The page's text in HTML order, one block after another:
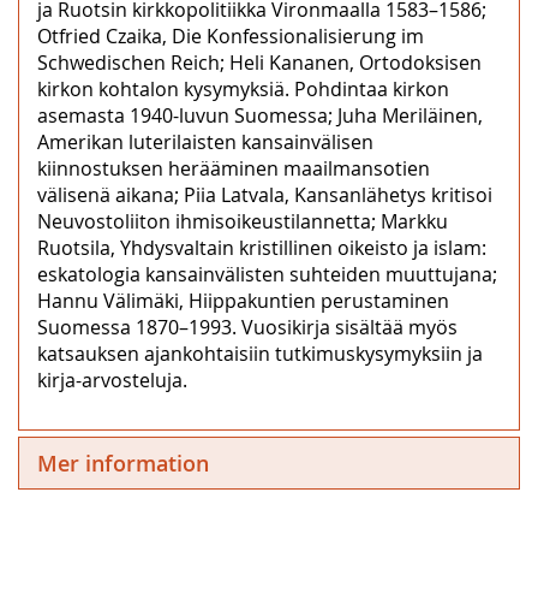
ja Ruotsin kirkkopolitiikka Vironmaalla 1583–1586;
Otfried Czaika, Die Konfessionalisierung im
Schwedischen Reich; Heli Kananen, Ortodoksisen
kirkon kohtalon kysymyksiä. Pohdintaa kirkon
asemasta 1940-luvun Suomessa; Juha Meriläinen,
Amerikan luterilaisten kansainvälisen
kiinnostuksen herääminen maailmansotien
välisenä aikana; Piia Latvala, Kansanlähetys kritisoi
Neuvostoliiton ihmisoikeustilannetta; Markku
Ruotsila, Yhdysvaltain kristillinen oikeisto ja islam:
eskatologia kansainvälisten suhteiden muuttujana;
Hannu Välimäki, Hiippakuntien perustaminen
Suomessa 1870–1993. Vuosikirja sisältää myös
katsauksen ajankohtaisiin tutkimuskysymyksiin ja
kirja-arvosteluja.
Mer information